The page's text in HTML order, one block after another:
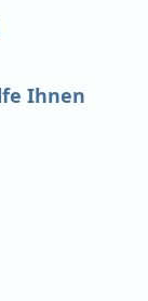
Ihnen